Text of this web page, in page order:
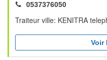
0537376050
Traiteur ville: KENITRA
Voir